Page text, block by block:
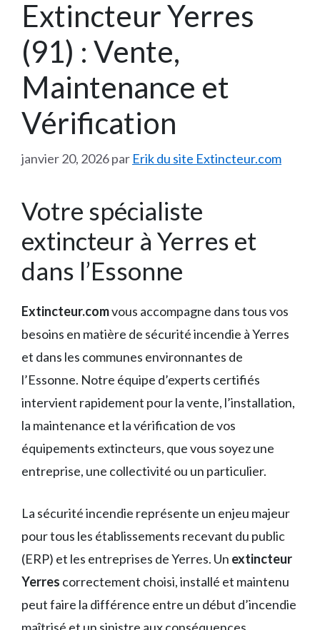
Extincteur Yerres
(91) : Vente,
Maintenance et
Vérification
janvier 20, 2026par Erik du site Extincteur.com
Votre spécialiste
extincteur à Yerres et
dans l’Essonne
Extincteur.comvous accompagne dans tous vos
besoins en matière de sécurité incendie à Yerres
et dans les communes environnantes de
l’Essonne. Notre équipe d’experts certifiés
intervient rapidement pour la vente, l’installation,
la maintenance et la vérification de vos
équipements extincteurs, que vous soyez une
entreprise, une collectivité ou un particulier.
La sécurité incendie représente un enjeu majeur
pour tous les établissements recevant du public
(ERP) et les entreprises de Yerres. Un extincteur
Yerres correctement choisi, installé et maintenu
peut faire la différence entre un début d’incendie